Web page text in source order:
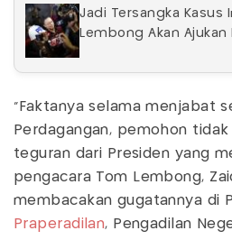
Jadi Tersangka Kasus
Lembong Akan
"Faktanya selama menjabat
Perdagangan, pemohon
teguran dari Presiden yang
pengacara Tom Lembong,
membacakan gugatannya di
Praperadilan, Pengadilan